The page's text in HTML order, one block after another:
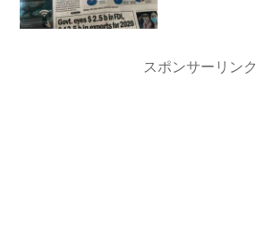
スポンサーリンク